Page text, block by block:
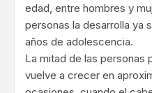
edad, entre hombres y
personas la desarrolla ya
años de adolescencia.
La mitad de las personas
vuelve a crecer en